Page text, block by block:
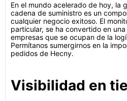
En el mundo acelerado de hoy, la
cadena de suministro es un
cualquier negocio exitoso. El
particular, se ha convertido en
empresas que se ocupan de la
Permítanos sumergirnos en la
pedidos de Hecny.
Visibilidad en